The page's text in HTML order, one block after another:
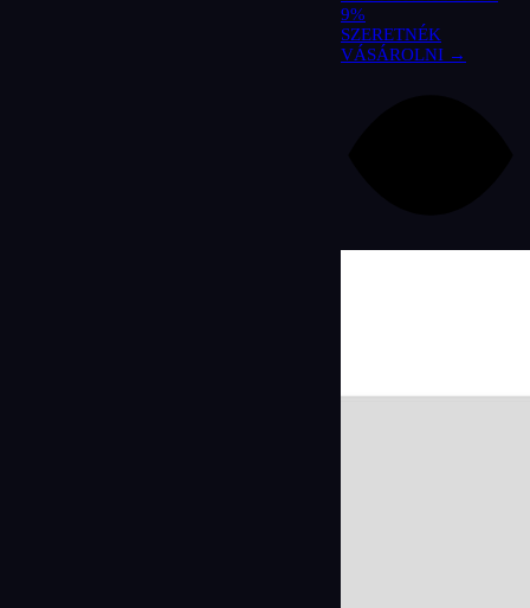
9%
SZERETNÉK
VÁSÁROLNI →